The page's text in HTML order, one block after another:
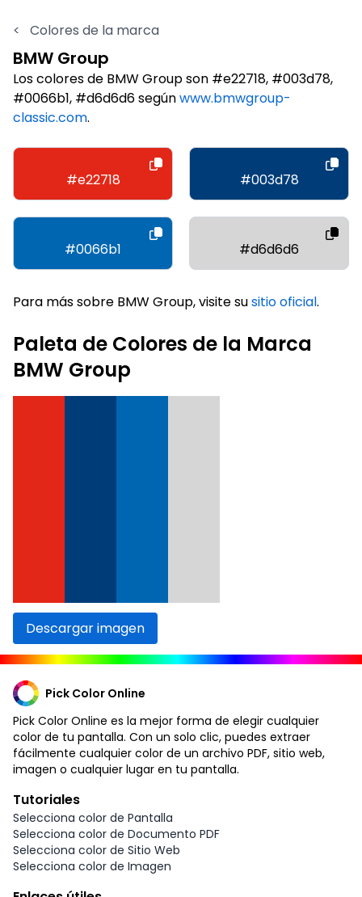
< Colores de la marca
BMW Group
Los colores de BMW Group son #e22718, #003d78,
#0066b1, #d6d6d6 segúnwww.bmwgroup-
classic.com.
#e22718 #003d78
#0066b1 #d6d6d6
Para más sobre BMW Group, visite susitio oficial.
Paleta de Colores de la Marca
BMW Group
Descargar imagen
Pick Color Online
Pick Color Online es la mejor forma de elegir cualquier
color de tu pantalla. Con un solo clic, puedes extraer
fácilmente cualquier color de un archivo PDF, sitio web,
imagen o cualquier lugar en tu pantalla.
Tutoriales
Selecciona color de Pantalla
Selecciona color de Documento PDF
Selecciona color de Sitio Web
Selecciona color de Imagen